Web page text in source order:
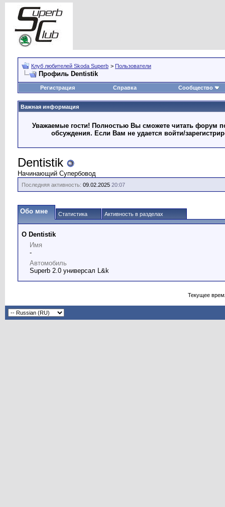
Клуб любителей Skoda Superb > Пользователи
Профиль Dentistik
Регистрация Справка Сообщество
Важная информация
Уважаемые гости! Полностью Вы сможете читать форум
обсуждения. Если Вам не удается войти/
Dentistik
Начинающий Супербовод
Последняя активность: 09.02.2025 20:07
Обо мне Статистика Активность в разделах
О Dentistik
Имя
-
Автомобиль
Superb 2.0 универсал L&k
Текущее